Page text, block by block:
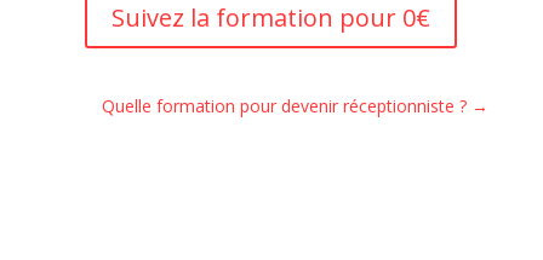
Suivez la formation pour 0€
Quelle formation pour devenir réceptionniste ? →